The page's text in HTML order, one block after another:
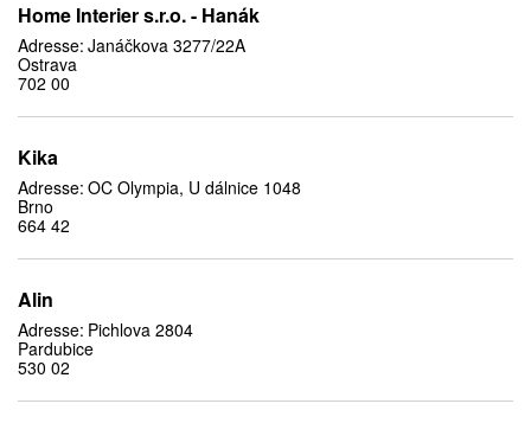
Home Interier s.r.o. - Hanák
Adresse: Janáčkova 3277/22A
Ostrava
702 00
Kika
Adresse: OC Olympia, U dálnice 1048
Brno
664 42
Alin
Adresse: Pichlova 2804
Pardubice
530 02